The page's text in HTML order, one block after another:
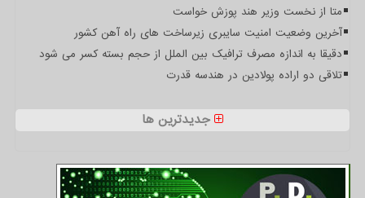
متا از نخست وزیر هند پوزش خواست
آخرین وضعیت امنیت سایبری زیرساخت های راه آهن کشور
دقیقا به اندازه مصرف ترافیک بین الملل از حجم بسته کسر می شود
تلاقی دو اراده پولادین در هندسه قدرت
جدیدترین ها